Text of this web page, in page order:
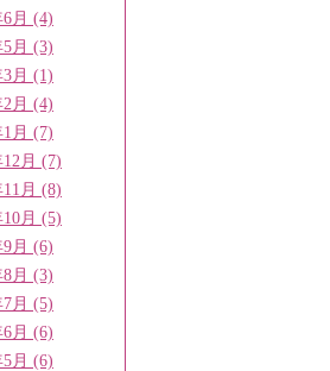
6月 (4)
5月 (3)
3月 (1)
2月 (4)
1月 (7)
12月 (7)
11月 (8)
10月 (5)
9月 (6)
8月 (3)
7月 (5)
6月 (6)
5月 (6)